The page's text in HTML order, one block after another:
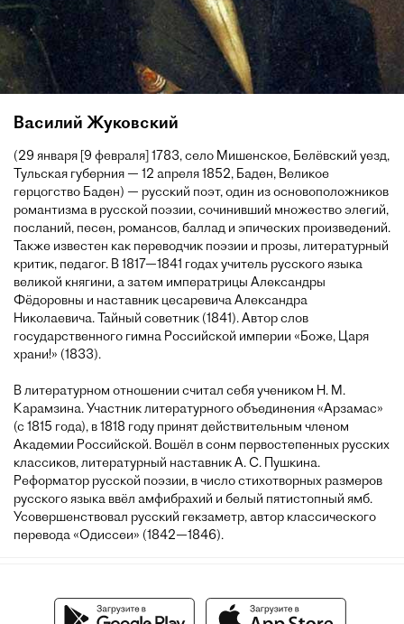
Василий Жуковский
(29 января [9 февраля] 1783, село Мишенское, Белёвский уезд,
Тульская губерния — 12 апреля 1852, Баден, Великое
герцогство Баден) — русский поэт, один из основоположников
романтизма в русской поэзии, сочинивший множество элегий,
посланий, песен, романсов, баллад и эпических произведений.
Также известен как переводчик поэзии и прозы, литературный
критик, педагог. В 1817—1841 годах учитель русского языка
великой княгини, а затем императрицы Александры
Фёдоровны и наставник цесаревича Александра
Николаевича. Тайный советник (1841). Автор слов
государственного гимна Российской империи «Боже, Царя
храни!» (1833).
В литературном отношении считал себя учеником Н. М.
Карамзина. Участник литературного объединения «Арзамас»
(с 1815 года), в 1818 году принят действительным членом
Академии Российской. Вошёл в сонм первостепенных русских
классиков, литературный наставник А. С. Пушкина.
Реформатор русской поэзии, в число стихотворных размеров
русского языка ввёл амфибрахий и белый пятистопный ямб.
Усовершенствовал русский гекзаметр, автор классического
перевода «Одиссеи» (1842—1846).